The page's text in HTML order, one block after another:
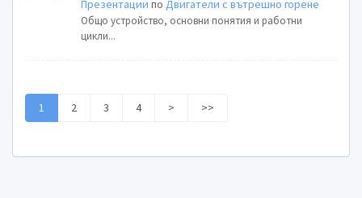
Презентации поДвигатели с вътрешно горене
Общо устройство, основни понятия и работни
цикли...
1 2 3 4 > >>